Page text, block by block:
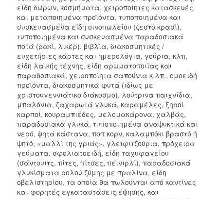
είδη δώρων, κοσμήματα, χειροποίητες κατασκευές
και μεταποιημένα προϊόντα, τυποποιημένα και
συσκευασμένα είδη οινοπωλείου (ζεστό κρασί),
τυποποιημένα και συσκευασμένα παραδοσιακά
ποτά (ρακί, λικέρ), βιβλία, διακοσμητικές /
ευχετήριες κάρτες και ημερολόγια, γούρια, κλπ,
είδη λαϊκής τέχνης, είδη αρωματοποιίας και
παραδοσιακά, χειροποίητα σαπούνια κ.λπ., ομοειδή
προϊόντα, διακοσμητικά φυτά (ιδίως με
χριστουγεννιάτικο διάκοσμο), λούτρινα παιχνίδια,
μπαλόνια, ζαχαρωτά γλυκά, καραμέλες, ξηροί
καρποί, κουραμπιέδες, μελομακάρονα, χαλβάς,
παραδοσιακά γλυκά, τυποποιημένα αναψυκτικά και
νερό, ψητά κάστανα, ποπ κορν, καλαμπόκι βραστό ή
ψητό, «μαλλί της γριάς», γλειφιτζούρια, πρόχειρα
γεύματα, σφολιατοειδή, είδη ταχυφαγείου
(σάντουιτς, πίτες, πίτσες, πεϊνιρλί), παραδοσιακά
γλυκίσματα ρολού ζύμης με πραλίνα, είδη
οβελιστηρίου, τα οποία θα πωλούνται από καντίνες
και φορητές εγκαταστάσεις έψησης, και